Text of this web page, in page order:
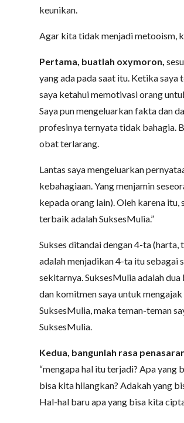
keunikan.
Agar kita tidak menjadi metooism,
Pertama, buatlah oxymoron,
yang ada pada saat itu. Ketika
saya ketahui memotivasi orang
Saya pun mengeluarkan fakta dan
profesinya ternyata tidak bahagia.
obat terlarang.
Lantas saya mengeluarkan
kebahagiaan. Yang menjamin
kepada orang lain). Oleh karena
terbaik adalah SuksesMulia.”
Sukses ditandai dengan 4-ta
adalah menjadikan 4-ta itu sebagai
sekitarnya. SuksesMulia adalah
dan komitmen saya untuk
SuksesMulia, maka teman-teman
SuksesMulia.
Kedua, bangunlah rasa
“mengapa hal itu terjadi? Apa yang
bisa kita hilangkan? Adakah yang
Hal-hal baru apa yang bisa kita